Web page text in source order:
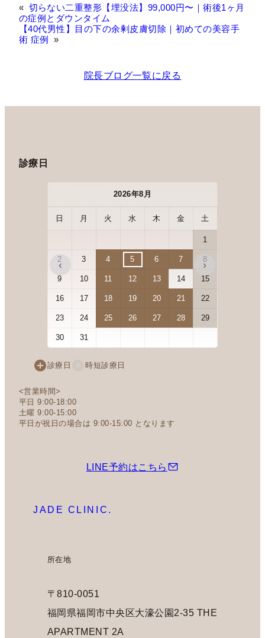
« 切らない二重整形【埋没法】99,000円〜｜術後1ヶ月
の症例とダウンタイム
【40代男性】目の下の余剰皮膚切除｜初めての美容手
術 症例
»
院長ブログ一覧に戻る
診療日
‹
2026年8月
日 月 火 水 木 金 土
1
2 3 4 5 6 7 8
9 10 11 12 13 14 15
16 17 18 19 20 21 22
23 24 25 26 27 28 29
30 31
›
診療日 時短診療日
<営業時間>
平日 9:00-18:00
土曜 9:00-15:00
平日が祝日の場合は 9:00-15:00 となります
LINE予約はこちら
JADE CLINIC.
所在地
〒810-0051
福岡県福岡市中央区大濠公園2-35 THE
APARTMENT 2A